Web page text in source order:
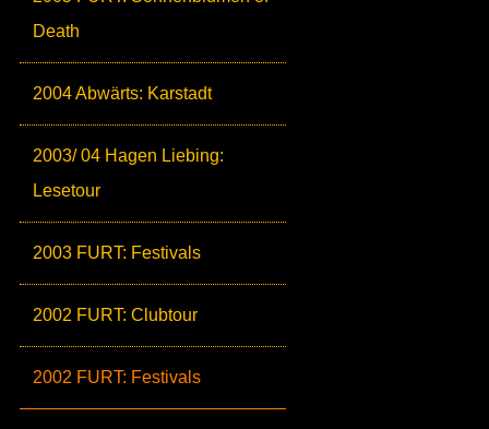
Death
2004 Abwärts: Karstadt
2003/ 04 Hagen Liebing:
Lesetour
2003 FURT: Festivals
2002 FURT: Clubtour
2002 FURT: Festivals